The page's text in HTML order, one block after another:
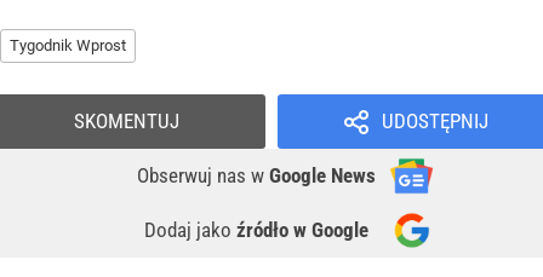
Tygodnik Wprost
UDOSTĘPNIJ
Obserwuj nas w Google News
Dodaj jako źródło w Google
SKOMENTUJ